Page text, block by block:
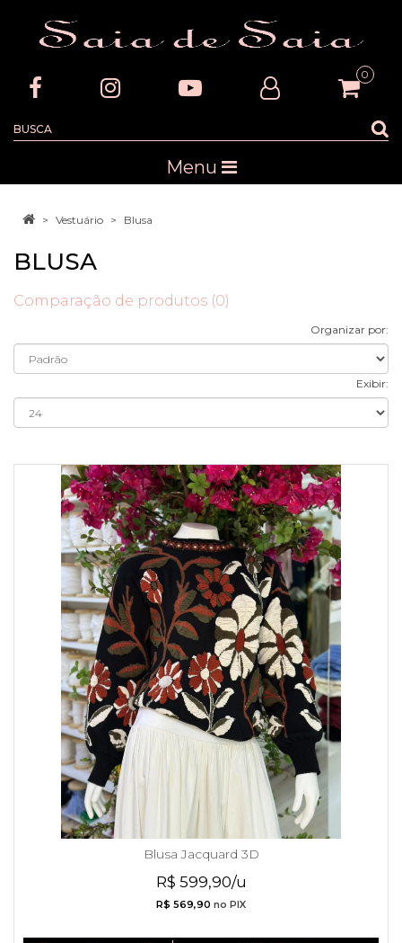
0
Menu
Vestuário Blusa
BLUSA
Comparação de produtos (0)
Organizar por:
Exibir:
Blusa Jacquard 3D
R$ 599,90/u
R$ 569,90 no PIX